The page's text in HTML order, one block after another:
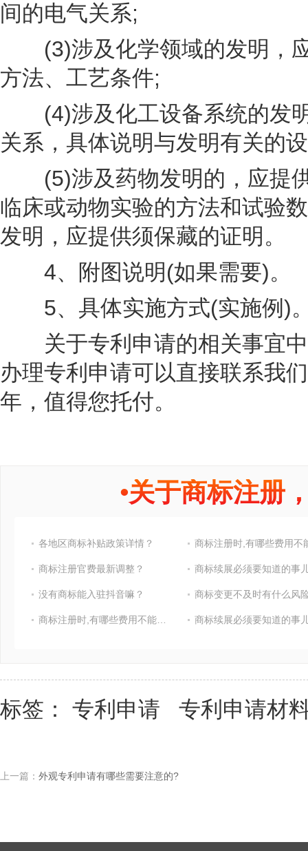
间的电气关系;
(3)涉及化学领域的发明，应
方法、工艺条件;
(4)涉及化工设备系统的发明
关系，具体说明与发明有关的
(5)涉及药物发明的，应提供
临床或动物实验的方法和试验
发明，应提供须保藏的证明。
4、附图说明(如果需要)。
5、具体实施方式(实施例)
关于专利申请的相关事宜中
办理专利申请可以直接联系我
年，值得您托付。
•关于商标注册
各地区商标补贴政策详情？
商标注册官费最新调整？ 商标续展必须要知道的事
没有商标能入驻抖音嘛？ 商标变更不及时有什么风
商标续展必须要知道的事
标签： 专利申请 专利申请材
上一篇： 外观专利申请有哪些需要注意的?